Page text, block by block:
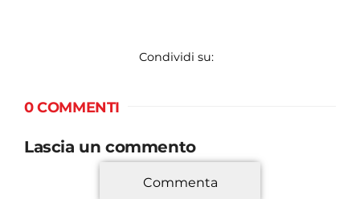
Condividi su:
0 COMMENTI
Lascia un commento
*
Commenta